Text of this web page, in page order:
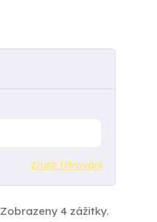
Zrušit filtrování
Zobrazeny 4 zážitky.